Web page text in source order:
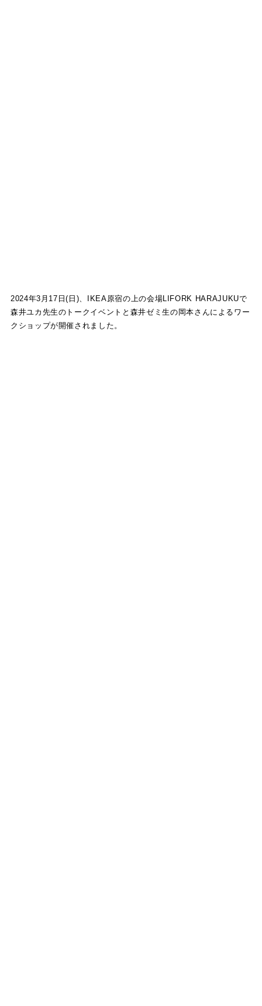
2024年3月17日(日)、IKEA原宿の上の会場LIFORK HARAJUKUで
森井ユカ先生のトークイベントと森井ゼミ生の岡本さんによるワー
クショップが開催されました。